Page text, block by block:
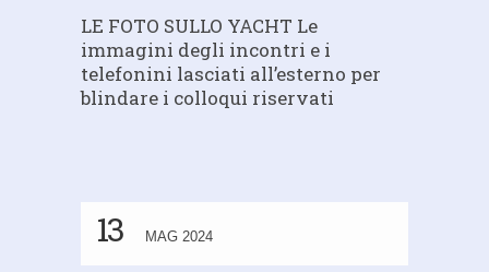
LE FOTO SULLO YACHT Le
immagini degli incontri e i
telefonini lasciati all’esterno per
blindare i colloqui riservati
13 MAG 2024